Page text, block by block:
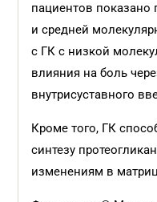
пациентов
и средней
с ГК с низкой
влияния на боль
внутрисуставного
Кроме того, ГК
синтезу
изменениям в